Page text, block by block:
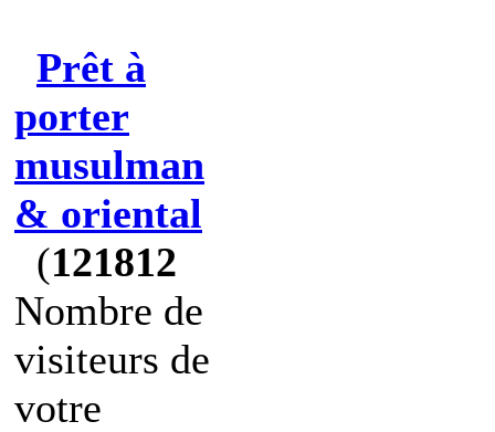
Prêt à
porter
musulman
& oriental
(121812
Nombre de
visiteurs de
votre